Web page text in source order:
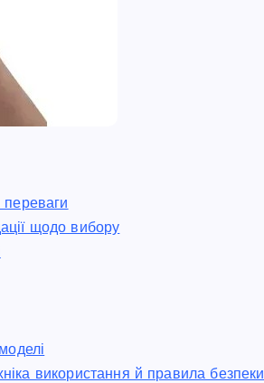
переваги
щодо вибору
використання й правила безпеки